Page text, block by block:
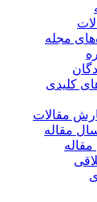
مجله
کلیدی
مقالات
مقاله